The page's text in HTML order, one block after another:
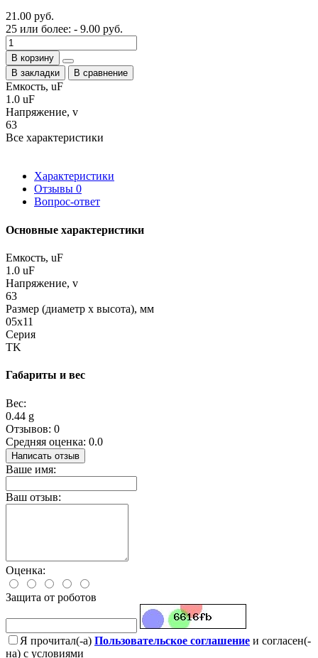
21.00 руб.
25 или более: - 9.00 руб.
В корзину
В закладки
В сравнение
Емкость, uF
1.0 uF
Напряжение, v
63
Все характеристики
Характеристики
Отзывы 0
Вопрос-ответ
Основные характеристики
Емкость, uF
1.0 uF
Напряжение, v
63
Размер (диаметр х высота), мм
05x11
Серия
TK
Габариты и вес
Вес:
0.44 g
Отзывов: 0
Средняя оценка: 0.0
Написать отзыв
Ваше имя:
Ваш отзыв:
Оценка:
Защита от роботов
Я прочитал(-а) Пользовательское соглашение и согласен(-
на) с условиями